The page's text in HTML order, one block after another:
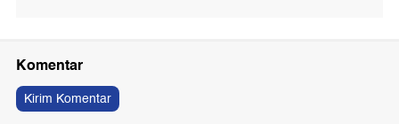
Komentar
Kirim Komentar